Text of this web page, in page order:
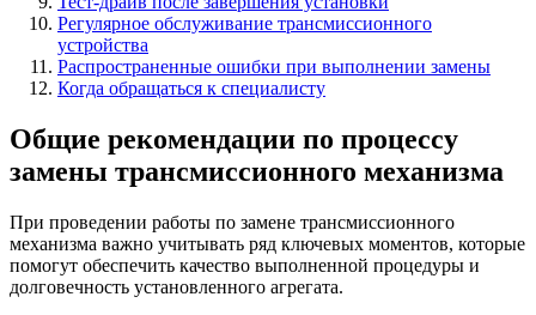
Регулярное обслуживание трансмиссионного
устройства
Распространенные ошибки при выполнении замены
Когда обращаться к специалисту
Общие рекомендации по процессу
замены трансмиссионного механизма
При проведении работы по замене трансмиссионного
механизма важно учитывать ряд ключевых моментов, которые
помогут обеспечить качество выполненной процедуры и
долговечность установленного агрегата.